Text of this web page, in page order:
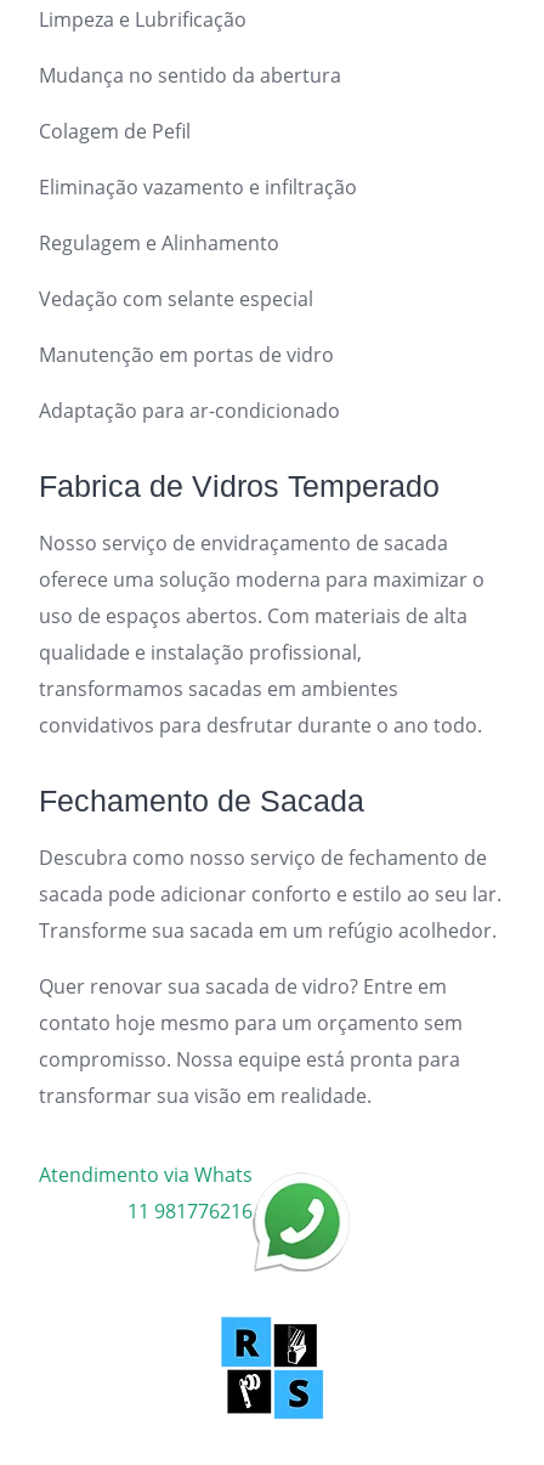
Limpeza e Lubrificação
Mudança no sentido da abertura
Colagem de Pefil
Eliminação vazamento e infiltração
Regulagem e Alinhamento
Vedação com selante especial
Manutenção em portas de vidro
Adaptação para ar-condicionado
Fabrica de Vidros Temperado
Nosso serviço de envidraçamento de sacada
oferece uma solução moderna para maximizar o
uso de espaços abertos. Com materiais de alta
qualidade e instalação profissional,
transformamos sacadas em ambientes
convidativos para desfrutar durante o ano todo.
Fechamento de Sacada
Descubra como nosso serviço de fechamento de
sacada pode adicionar conforto e estilo ao seu lar.
Transforme sua sacada em um refúgio acolhedor.
Quer renovar sua sacada de vidro? Entre em
contato hoje mesmo para um orçamento sem
compromisso. Nossa equipe está pronta para
transformar sua visão em realidade.
Atendimento via Whats
11 981776216